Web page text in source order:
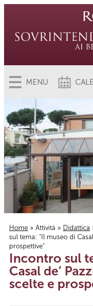
MENU
Tu sei qui
Home » Attività » Didattica
sul tema: "Il museo di
prospettive"
Incontro sul
Casal de’
scelte e